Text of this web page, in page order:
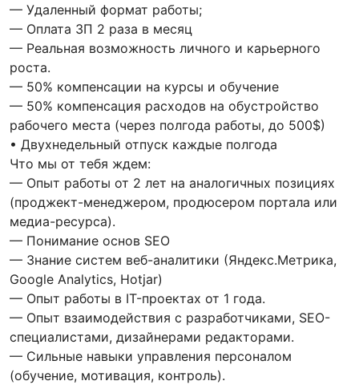
— Удаленный формат работы;
— Оплата ЗП 2 раза в месяц
— Реальная возможность личного и карьерного
роста.
— 50% компенсации на курсы и обучение
— 50% компенсация расходов на обустройство
рабочего места (через полгода работы, до 500$)
• Двухнедельный отпуск каждые полгода
Что мы от тебя ждем:
— Опыт работы от 2 лет на аналогичных позициях
(проджект-менеджером, продюсером портала или
медиа-ресурса).
— Понимание основ SEO
— Знание систем веб-аналитики (Яндекс.Метрика,
Google Analytics, Hotjar)
— Опыт работы в IT-проектах от 1 года.
— Опыт взаимодействия с разработчиками, SEO-
специалистами, дизайнерами редакторами.
— Сильные навыки управления персоналом
(обучение, мотивация, контроль).